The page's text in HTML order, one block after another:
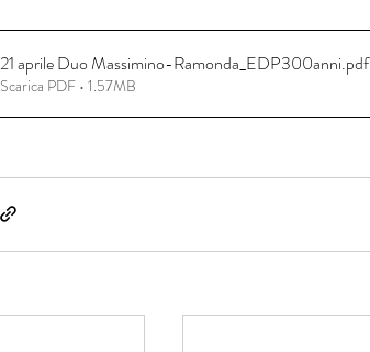
21 aprile Duo Massimino-Ramonda_EDP300anni.pdf
Scarica PDF • 1.57MB